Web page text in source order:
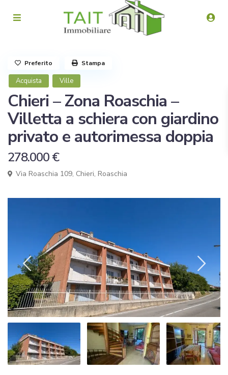
Acquista Ville
Chieri – Zona Roaschia –
Villetta a schiera con giardino
privato e autorimessa doppia
278.000 €
Via Roaschia 109, Chieri, Roaschia
Preferito Stampa